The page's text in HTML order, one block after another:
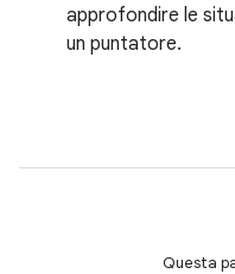
approfondire le
un puntatore.
Questa